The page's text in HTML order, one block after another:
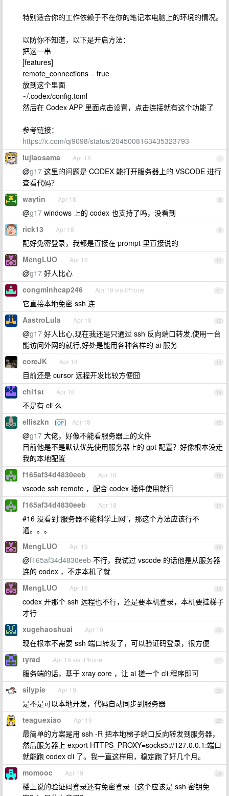
特别适合你的工作依赖于不在你的笔记本电脑上的环境的情况。
以防你不知道，以下是开启方法：
把这一串
[features]
remote_connections = true
放到这个里面
~/.codex/config.toml
然后在 Codex APP 里面点击设置，点击连接就有这个功能了
参考链接：
https://x.com/qi9098/status/2045008163435323793
7
lujiaosama Apr 18
@g17 这里的问题是 CODEX 能打开服务器上的 VSCODE 进行
查看代码？
8
waytin Apr 18
@g17 windows 上的 codex 也支持了吗，没看到
9
rick13 Apr 18
配好免密登录，我都是直接在 prompt 里直接说的
10
MengLUO Apr 18
@g17 好人比心
11
congminhcap246 Apr 18 via iPhone
它直接本地免密 ssh 连
12
AastroLula Apr 18
@g17 好人比心,现在我还是只通过 ssh 反向端口转发,使用一台
能访问外网的就行,好处是能用各种各样的 ai 服务
13
coreJK Apr 18
目前还是 cursor 远程开发比较方便囧
14
chi1st Apr 18
不是有 cli 么
15
elliszkn OP Apr 18
@g17 大佬，好像不能看服务器上的文件
目前他是不是默认优先使用服务器上的 gpt 配置？好像根本没走
我的本地配置
16
f165af34d4830eeb Apr 18
vscode ssh remote ，配合 codex 插件使用就行
17
f165af34d4830eeb Apr 18
#16 没看到“服务器不能科学上网”，那这个方法应该行不
通。。。
18
MengLUO Apr 19
@f165af34d4830eeb 不行，我试过 vscode 的话他是从服务器
连的 codex ，不走本机了就
19
MengLUO Apr 19
codex 开那个 ssh 远程也不行，还是要本机登录，本机要挂梯子
才行
20
xugehaoshuai Apr 19
现在根本不需要 ssh 端口转发了，可以验证码登录，很方便
21
tyrad Apr 19 via iPhone
服务端的话，基于 xray core ，让 ai 搓一个 cli 程序即可
22
silypie Apr 19
是不是可以本地开发，代码自动同步到服务器
23
teaguexiao Apr 19
最简单的方案是用 ssh -R 把本地梯子端口反向转发到服务器，
然后服务器上 export HTTPS_PROXY=socks5://127.0.0.1:端口
就能跑 codex cli 了。我一直这样用，稳定跑了好几个月。
24
momooc Apr 19
楼上说的验证码登录还有免密登录（这个应该是 ssh 密钥免